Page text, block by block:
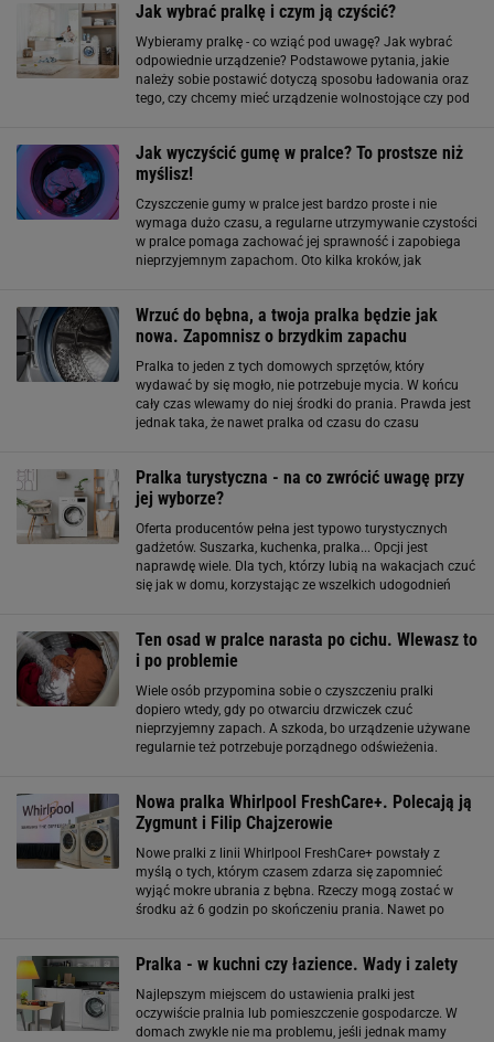
Jak wybrać pralkę i czym ją czyścić?
Wybieramy pralkę - co wziąć pod uwagę? Jak wybrać
odpowiednie urządzenie? Podstawowe pytania, jakie
należy sobie postawić dotyczą sposobu ładowania oraz
tego, czy chcemy mieć urządzenie wolnostojące czy pod
Jak wyczyścić gumę w pralce? To prostsze niż
myślisz!
Czyszczenie gumy w pralce jest bardzo proste i nie
wymaga dużo czasu, a regularne utrzymywanie czystości
w pralce pomaga zachować jej sprawność i zapobiega
nieprzyjemnym zapachom. Oto kilka kroków, jak
Wrzuć do bębna, a twoja pralka będzie jak
nowa. Zapomnisz o brzydkim zapachu
Pralka to jeden z tych domowych sprzętów, który
wydawać by się mogło, nie potrzebuje mycia. W końcu
cały czas wlewamy do niej środki do prania. Prawda jest
jednak taka, że nawet pralka od czasu do czasu
Pralka turystyczna - na co zwrócić uwagę przy
jej wyborze?
Oferta producentów pełna jest typowo turystycznych
gadżetów. Suszarka, kuchenka, pralka... Opcji jest
naprawdę wiele. Dla tych, którzy lubią na wakacjach czuć
się jak w domu, korzystając ze wszelkich udogodnień
Ten osad w pralce narasta po cichu. Wlewasz to
i po problemie
Wiele osób przypomina sobie o czyszczeniu pralki
dopiero wtedy, gdy po otwarciu drzwiczek czuć
nieprzyjemny zapach. A szkoda, bo urządzenie używane
regularnie też potrzebuje porządnego odświeżenia.
Nowa pralka Whirlpool FreshCare+. Polecają ją
Zygmunt i Filip Chajzerowie
Nowe pralki z linii Whirlpool FreshCare+ powstały z
myślą o tych, którym czasem zdarza się zapomnieć
wyjąć mokre ubrania z bębna. Rzeczy mogą zostać w
środku aż 6 godzin po skończeniu prania. Nawet po
Pralka - w kuchni czy łazience. Wady i zalety
Najlepszym miejscem do ustawienia pralki jest
oczywiście pralnia lub pomieszczenie gospodarcze. W
domach zwykle nie ma problemu, jeśli jednak mamy